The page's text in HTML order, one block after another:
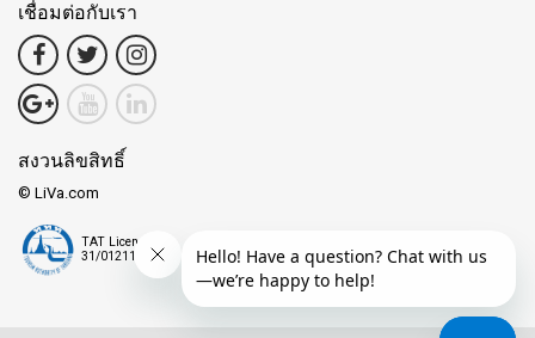
เชื่อมต่อกับเรา
สงวนลิขสิทธิ์
© LiVa.com
TAT License
31/01211